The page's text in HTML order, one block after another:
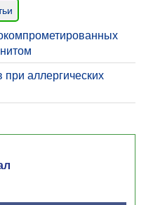
аллергических